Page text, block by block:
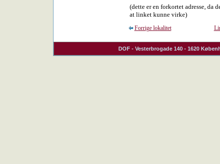
(dette er en forkortet adresse, da
at linket kunne virke)
Forrige lokalitet
DOF - Vesterbrogade 140 - 1620